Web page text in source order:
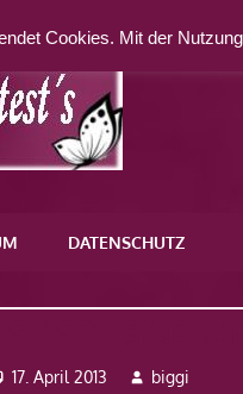
DATENSCHUTZ
17. April 2013 biggi
Cookies. Mit der